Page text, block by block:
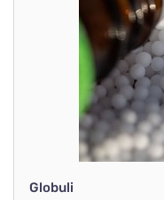
Globuli